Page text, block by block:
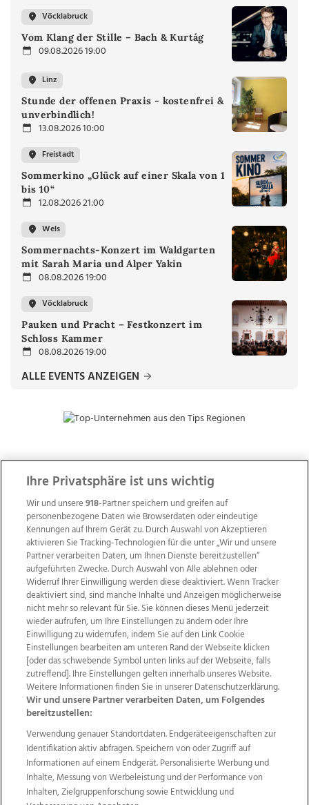
Vöcklabruck
Vom Klang der Stille – Bach & Kurtág
09.08.2026 19:00
Linz
Stunde der offenen Praxis - kostenfrei &
unverbindlich!
13.08.2026 10:00
Freistadt
Sommerkino „Glück auf einer Skala von 1
bis 10“
12.08.2026 21:00
Wels
Sommernachts-Konzert im Waldgarten
mit Sarah Maria und Alper Yakin
08.08.2026 19:00
Vöcklabruck
Pauken und Pracht – Festkonzert im
Schloss Kammer
08.08.2026 19:00
ALLE EVENTS ANZEIGEN
ZUR NACHRICHTENÜBERSICHT
Wir über uns Mediadaten Kontakt
Jobs
Datenschutz
Impressum
AGB Anzeigekunden
AGB Website
Ehrenkodex Politische Werbung
Weitere Angebote des Medienhauses Wimmer
TV1 di-mog-i.at OÖNow
Ischler Woche
Life Radio
OÖNachrichten
OÖN Immobilien
OÖN Karriere
OÖN Reise
Promenaden Galerien
Ihre Privatsphäre ist uns wichtig
Wir und unsere918-Partner speichern und greifen auf
personenbezogene Daten wie Browserdaten oder eindeutige
Kennungen auf Ihrem Gerät zu. Durch Auswahl von Akzeptieren
aktivieren Sie Tracking-Technologien für die unter „Wir und unsere
Partner verarbeiten Daten, um Ihnen Dienste bereitzustellen“
aufgeführten Zwecke. Durch Auswahl von Alle ablehnen oder
Widerruf Ihrer Einwilligung werden diese deaktiviert. Wenn Tracker
deaktiviert sind, sind manche Inhalte und Anzeigen möglicherweise
nicht mehr so relevant für Sie. Sie können dieses Menü jederzeit
wieder aufrufen, um Ihre Einstellungen zu ändern oder Ihre
Einwilligung zu widerrufen, indem Sie auf den Link Cookie
Einstellungen bearbeiten am unteren Rand der Webseite klicken
[oder das schwebende Symbol unten links auf der Webseite, falls
zutreffend]. Ihre Einstellungen gelten innerhalb unseres Website.
Weitere Informationen finden Sie in unserer Datenschutzerklärung.
Wir und unsere Partner verarbeiten Daten, um Folgendes
bereitzustellen:
Verwendung genauer Standortdaten. Endgeräteeigenschaften zur
Identifikation aktiv abfragen. Speichern von oder Zugriff auf
Informationen auf einem Endgerät. Personalisierte Werbung und
Inhalte, Messung von Werbeleistung und der Performance von
Inhalten, Zielgruppenforschung sowie Entwicklung und